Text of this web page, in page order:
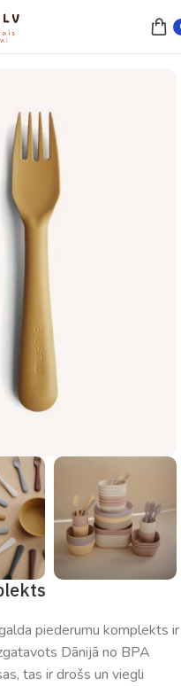
piederumu komplekts ir
Dānijā no BPA
tas ir drošs un viegli